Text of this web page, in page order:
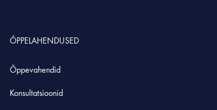
ÕPPELAHENDUSED
Õppevahendid
Konsultatsioonid